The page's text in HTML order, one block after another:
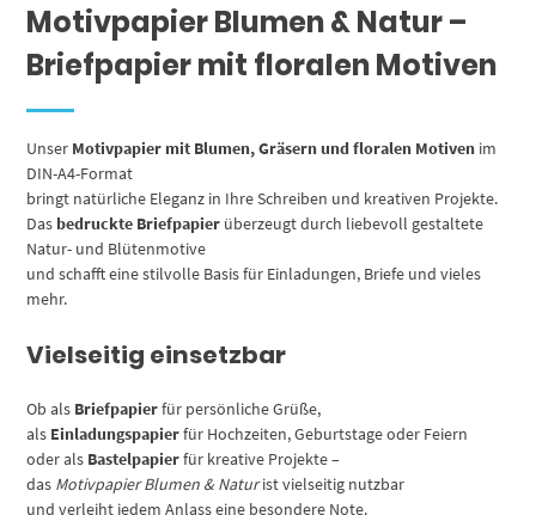
Motivpapier Blumen & Natur –
Briefpapier mit floralen Motiven
Unser Motivpapier mit Blumen, Gräsern und floralen Motiven im
DIN-A4-Format
bringt natürliche Eleganz in Ihre Schreiben und kreativen Projekte.
Das bedruckte Briefpapier überzeugt durch liebevoll gestaltete
Natur- und Blütenmotive
und schafft eine stilvolle Basis für Einladungen, Briefe und vieles
mehr.
Vielseitig einsetzbar
Ob als Briefpapierfür persönliche Grüße,
als Einladungspapierfür Hochzeiten, Geburtstage oder Feiern
oder als Bastelpapierfür kreative Projekte –
das Motivpapier Blumen & Naturist vielseitig nutzbar
und verleiht jedem Anlass eine besondere Note.